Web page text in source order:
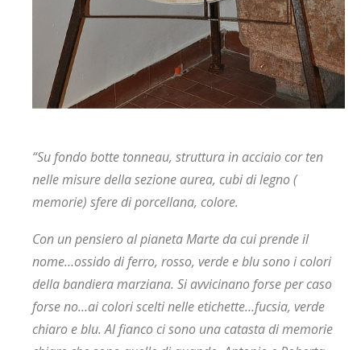
“Su fondo botte tonneau, struttura in acciaio cor ten
nelle misure della sezione aurea, cubi di legno (
memorie) sfere di porcellana, colore.
Con un pensiero al pianeta Marte da cui prende il
nome…ossido di ferro, rosso, verde e blu sono i colori
della bandiera marziana. Si avvicinano forse per caso
forse no…ai colori scelti nelle etichette…fucsia, verde
chiaro e blu. Al fianco ci sono una catasta di memorie